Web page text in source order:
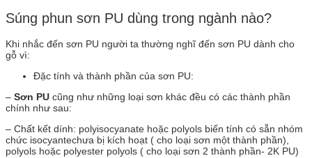
Súng phun sơn PU dùng trong ngành nào?
Khi nhắc đến sơn PU người ta thường nghĩ đến sơn PU dành cho
gỗ vì:
Đặc tính và thành phần của sơn PU:
– Sơn PU cũng như những loại sơn khác đều có các thành phần
chính như sau:
– Chất kết dính: polyisocyanate hoặc polyols biến tính có sẵn nhóm
chức isocyantechưa bị kích hoạt ( cho loại sơn một thành phần),
polyols hoặc polyester polyols ( cho loại sơn 2 thành phần- 2K PU)